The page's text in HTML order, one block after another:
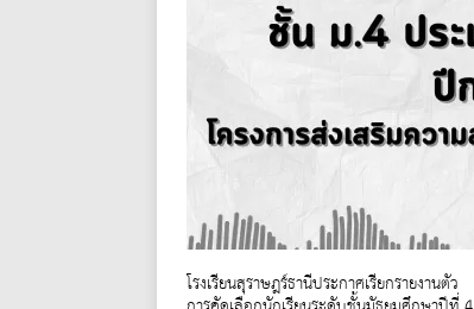
โรงเรียนสุราษฎร์ธานีประกาศเรียกรายงานตัว